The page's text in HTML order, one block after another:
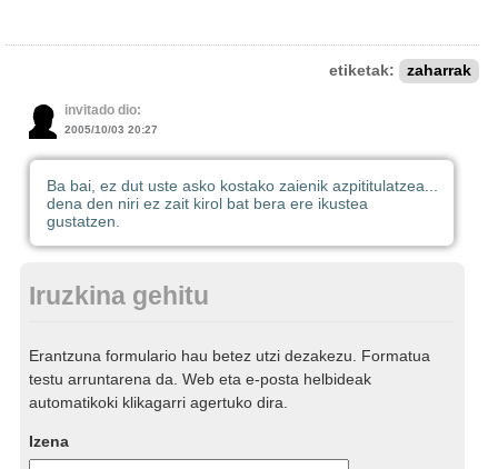
etiketak: zaharrak
invitado dio:
2005/10/03 20:27
Ba bai, ez dut uste asko kostako zaienik azpititulatzea...
dena den niri ez zait kirol bat bera ere ikustea
gustatzen.
Iruzkina gehitu
Erantzuna formulario hau betez utzi dezakezu. Formatua
testu arruntarena da. Web eta e-posta helbideak
automatikoki klikagarri agertuko dira.
Izena